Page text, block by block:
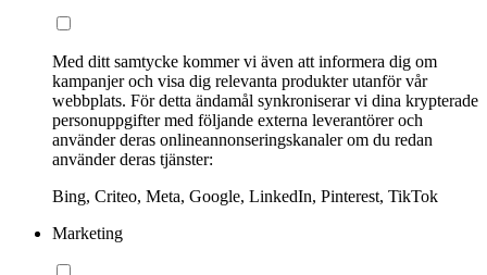
Med ditt samtycke kommer vi även att informera dig om
kampanjer och visa dig relevanta produkter utanför vår
webbplats. För detta ändamål synkroniserar vi dina krypterade
personuppgifter med följande externa leverantörer och
använder deras onlineannonseringskanaler om du redan
använder deras tjänster:
Bing, Criteo, Meta, Google, LinkedIn, Pinterest, TikTok
Marketing